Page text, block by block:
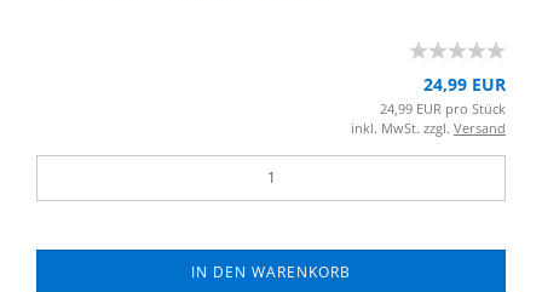
24,99 EUR
24,99 EUR pro Stück
inkl. MwSt. zzgl. Versand
IN DEN WARENKORB